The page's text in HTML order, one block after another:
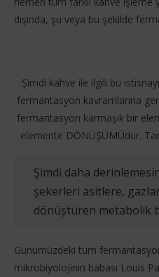
dışında, şu veya bu şekilde
Şimdi kahve ile ilgili bu
fermantasyon kavramlarına
fermantasyon karmaşık bir
elemente DÖNÜŞÜMÜdür.
Şimdi daha
şekerleri asitlere,
dönüştüren metabolik
Günümüzdeki tüm
mikrobiyolojinin babası Louis